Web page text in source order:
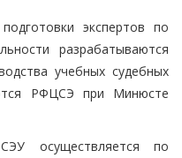
экспертов по
разрабатываются
учебных судебных
РФЦСЭ при Минюсте
осуществляется по